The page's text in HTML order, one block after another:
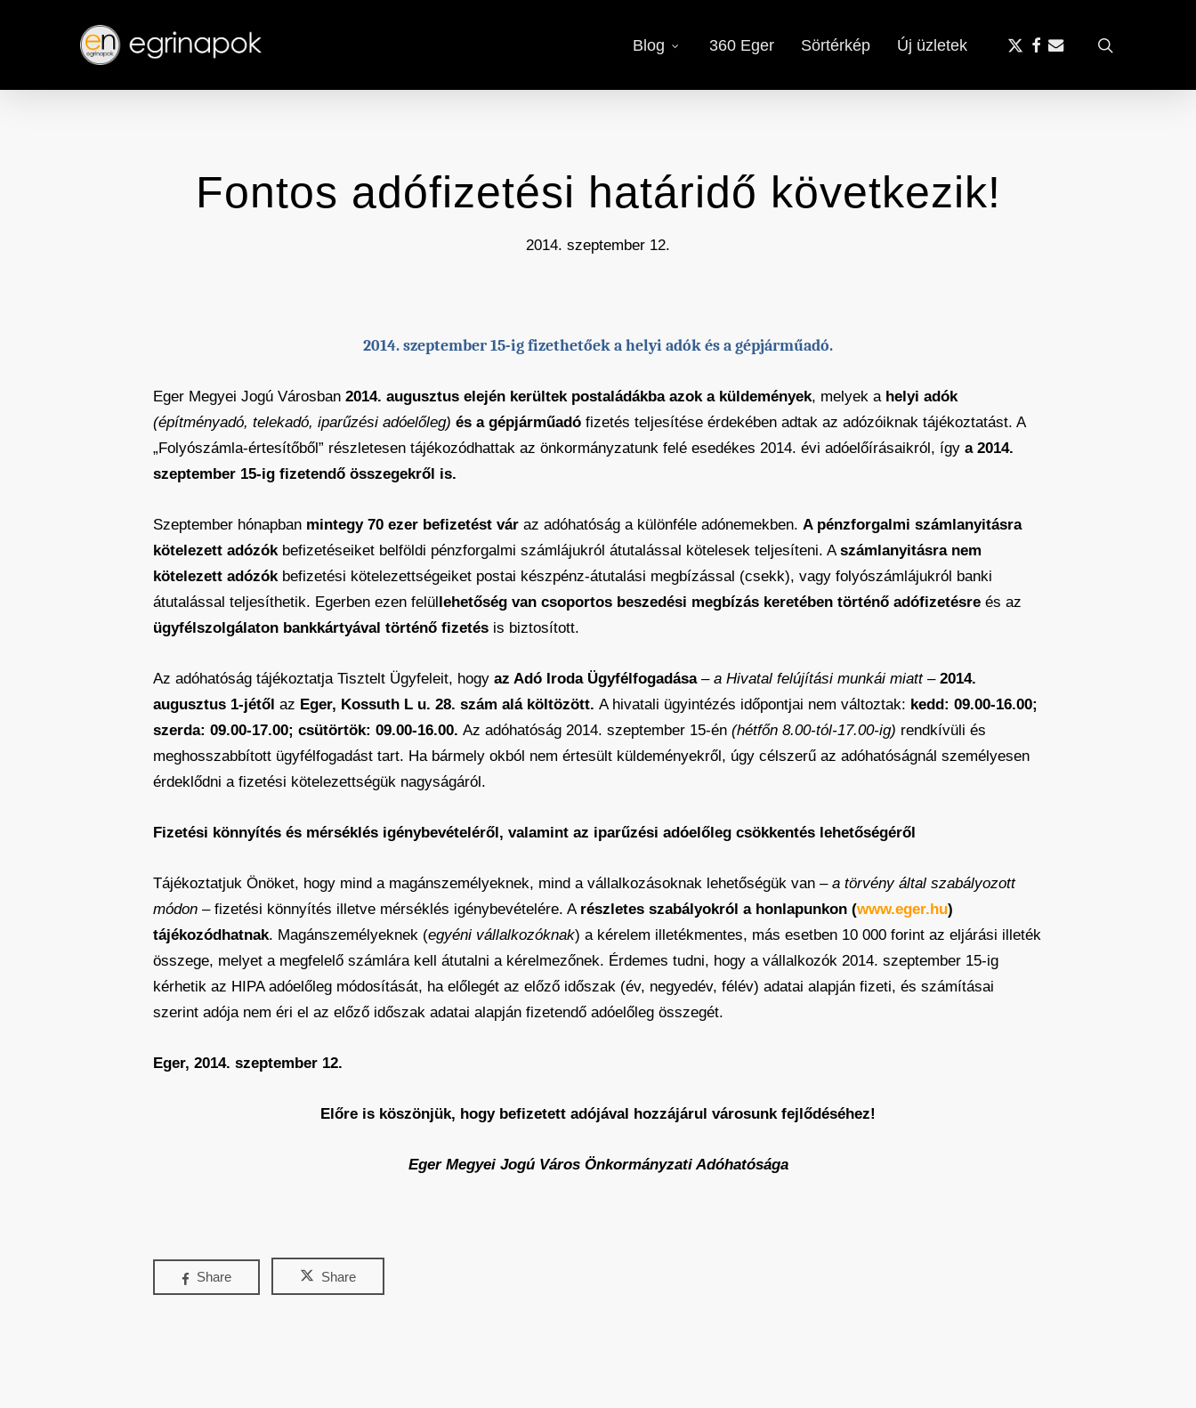
content
Blog 360 Eger Sörtérkép Új üzletek
x-
facebook
email
Fontos adófizetési határidő következik!
2014. szeptember 12.
2014. szeptember 15-ig fizethetőek a helyi adók és a gépjárműadó.
Eger Megyei Jogú Városban 2014. augusztus elején kerültek postaládákba azok a küldemények, melyek ahelyi adók
(építményadó, telekadó, iparűzési adóelőleg) és a gépjárműadó fizetés teljesítése érdekében adtak az adózóiknak tájékoztatást. A
„Folyószámla-értesítőből” részletesen tájékozódhattak az önkormányzatunk felé esedékes 2014. évi adóelőírásaikról, így a 2014.
szeptember 15-ig fizetendő összegekről is.
Szeptember hónapban mintegy 70 ezer befizetést vár az adóhatóság a különféle adónemekben. A pénzforgalmi számlanyitásra
kötelezett adózókbefizetéseiket belföldi pénzforgalmi számlájukról átutalással kötelesek teljesíteni. Aszámlanyitásra nem
kötelezett adózók befizetési kötelezettségeiket postai készpénz-átutalási megbízással (csekk), vagy folyószámlájukról banki
átutalással teljesíthetik. Egerben ezen felüllehetőség van csoportos beszedési megbízás keretében történő adófizetésre és az
ügyfélszolgálaton bankkártyával történő fizetés is biztosított.
Az adóhatóság tájékoztatja Tisztelt Ügyfeleit, hogy az Adó Iroda Ügyfélfogadása – a Hivatal felújítási munkái miatt –2014.
augusztus 1-jétől az Eger, Kossuth L u. 28. szám alá költözött. A hivatali ügyintézés időpontjai nem változtak: kedd: 09.00-16.00;
szerda: 09.00-17.00; csütörtök: 09.00-16.00. Az adóhatóság 2014. szeptember 15-én (hétfőn 8.00-tól-17.00-ig) rendkívüli és
meghosszabbított ügyfélfogadást tart. Ha bármely okból nem értesült küldeményekről, úgy célszerű az adóhatóságnál személyesen
érdeklődni a fizetési kötelezettségük nagyságáról.
Fizetési könnyítés és mérséklés igénybevételéről, valamint az iparűzési adóelőleg csökkentés lehetőségéről
Tájékoztatjuk Önöket, hogy mind a magánszemélyeknek, mind a vállalkozásoknak lehetőségük van – a törvény által szabályozott
módon – fizetési könnyítés illetve mérséklés igénybevételére. A részletes szabályokról a honlapunkon (www.eger.hu)
tájékozódhatnak. Magánszemélyeknek (egyéni vállalkozóknak) a kérelem illetékmentes, más esetben 10 000 forint az eljárási illeték
összege, melyet a megfelelő számlára kell átutalni a kérelmezőnek. Érdemes tudni, hogy a vállalkozók 2014. szeptember 15-ig
kérhetik az HIPA adóelőleg módosítását, ha előlegét az előző időszak (év, negyedév, félév) adatai alapján fizeti, és számításai
szerint adója nem éri el az előző időszak adatai alapján fizetendő adóelőleg összegét.
Eger, 2014. szeptember 12.
Előre is köszönjük, hogy befizetett adójával hozzájárul városunk fejlődéséhez!
Eger Megyei Jogú Város Önkormányzati Adóhatósága
Share Share